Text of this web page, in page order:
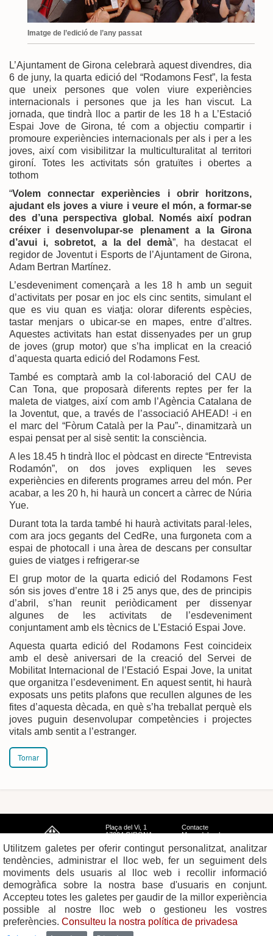
Imatge de l’edició de l’any passat
L’Ajuntament de Girona celebrarà aquest divendres, dia
6 de juny, la quarta edició del “Rodamons Fest”, la festa
que uneix persones que volen viure experiències
internacionals i persones que ja les han viscut. La
jornada, que tindrà lloc a partir de les 18 h a L’Estació
Espai Jove de Girona, té com a objectiu compartir i
promoure experiències internacionals per als i per a les
joves, així com visibilitzar la multiculturalitat al territori
gironí. Totes les activitats són gratuïtes i obertes a
tothom
“Volem connectar experiències i obrir horitzons,
ajudant els joves a viure i veure el món, a formar-se
des d’una perspectiva global. Només així podran
créixer i desenvolupar-se plenament a la Girona
d’avui i, sobretot, a la del demà”, ha destacat el
regidor de Joventut i Esports de l’Ajuntament de Girona,
Adam Bertran Martínez.
L’esdeveniment començarà a les 18 h amb un seguit
d’activitats per posar en joc els cinc sentits, simulant el
que es viu quan es viatja: olorar diferents espècies,
tastar menjars o ubicar-se en mapes, entre d’altres.
Aquestes activitats han estat dissenyades per un grup
de joves (grup motor) que s’ha implicat en la creació
d’aquesta quarta edició del Rodamons Fest.
També es comptarà amb la col·laboració del CAU de
Can Tona, que proposarà diferents reptes per fer la
maleta de viatges, així com amb l’Agència Catalana de
la Joventut, que, a través de l’associació AHEAD! -i en
el marc del “Fòrum Català per la Pau”-, dinamitzarà un
espai pensat per al sisè sentit: la consciència.
A les 18.45 h tindrà lloc el pòdcast en directe “Entrevista
Rodamón”, on dos joves expliquen les seves
experiències en diferents programes arreu del món. Per
acabar, a les 20 h, hi haurà un concert a càrrec de Núria
Yue.
Durant tota la tarda també hi haurà activitats paral·leles,
com ara jocs gegants del CedRe, una furgoneta com a
espai de photocall i una àrea de descans per consultar
guies de viatges i refrigerar-se
El grup motor de la quarta edició del Rodamons Fest
són sis joves d’entre 18 i 25 anys que, des de principis
d’abril, s’han reunit periòdicament per dissenyar
algunes de les activitats de l’esdeveniment
conjuntament amb els tècnics de L’Estació Espai Jove.
Aquesta quarta edició del Rodamons Fest coincideix
amb el desè aniversari de la creació del Servei de
Mobilitat Internacional de l’Estació Espai Jove, la unitat
que organitza l’esdeveniment. En aquest sentit, hi haurà
exposats uns petits plafons que recullen algunes de les
fites d’aquesta dècada, en què s’ha treballat perquè els
joves puguin desenvolupar competències i projectes
vitals amb sentit a l’estranger.
Tornar
Plaça del Vi, 1
17004 GIRONA
Contacte
Mapa del web
Avís legal
Utilitzem galetes per oferir contingut personalitzat, analitzar
tendències, administrar el lloc web, fer un seguiment dels
moviments dels usuaris al lloc web i recollir informació
demogràfica sobre la nostra base d'usuaris en conjunt.
Accepteu totes les galetes per gaudir de la millor experiència
possible al nostre lloc web o gestioneu les vostres
preferències. Consulteu la nostra política de privadesa